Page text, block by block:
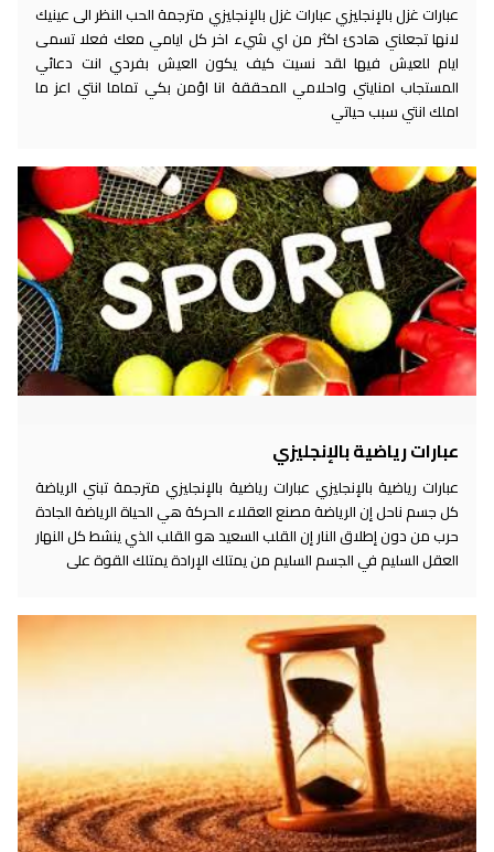
عبارات غزل بالإنجليزي عبارات غزل بالإنجليزي مترجمة الحب النظر الى عينيك
لانها تجعلني هادئ اكثر من اي شيء اخر كل ايامي معك فعلا تسمى
ايام للعيش فيها لقد نسيت كيف يكون العيش بفردي انت دعائي
المستجاب امنايتي واحلامي المحققة انا اؤمن بكي تماما انتي اعز ما
املك انتي سبب حياتي
عبارات رياضية بالإنجليزي
عبارات رياضية بالإنجليزي عبارات رياضية بالإنجليزي مترجمة تبني الرياضة
كل جسم ناحل إن الرياضة مصنع العقلاء الحركة هي الحياة الرياضة الجادة
حرب من دون إطلاق النار إن القلب السعيد هو القلب الذي ينشط كل النهار
العقل السليم في الجسم السليم من يمتلك الإرادة يمتلك القوة على